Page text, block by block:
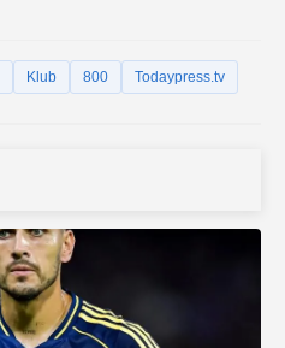
Klub 800 Todaypress.tv